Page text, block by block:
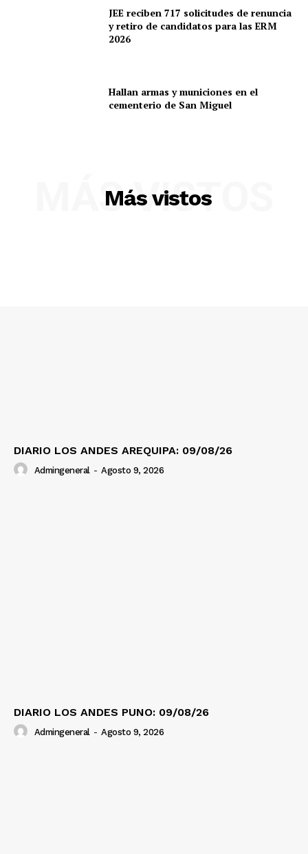
JEE reciben 717 solicitudes de renuncia
y retiro de candidatos para las ERM
2026
Hallan armas y municiones en el
cementerio de San Miguel
Más vistos
MÁS VISTOS
DIARIO LOS ANDES AREQUIPA: 09/08/26
Admingeneral - Agosto 9, 2026
DIARIO LOS ANDES PUNO: 09/08/26
Admingeneral - Agosto 9, 2026